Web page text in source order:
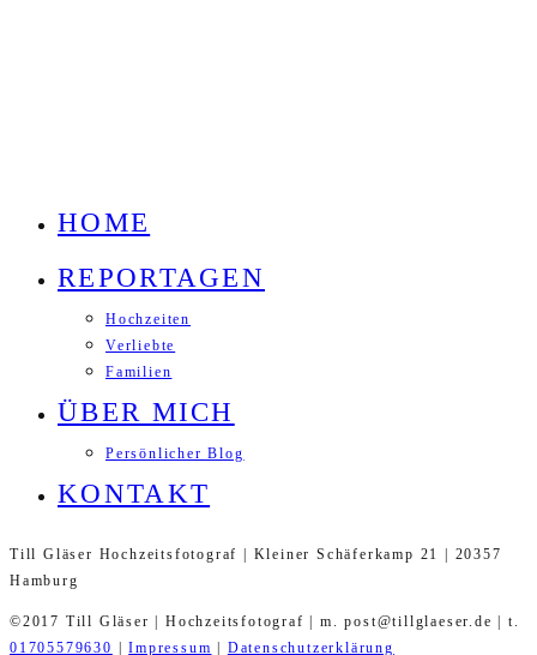
HOME
REPORTAGEN
Hochzeiten
Verliebte
Familien
ÜBER MICH
Persönlicher Blog
KONTAKT
Till Gläser Hochzeitsfotograf | Kleiner Schäferkamp 21 | 20357
Hamburg
©2017 Till Gläser | Hochzeitsfotograf | m. post@tillglaeser.de | t.
01705579630
|Impressum Datenschutzerklärung